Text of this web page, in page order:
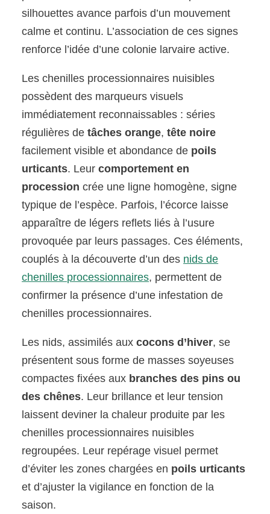
silhouettes avance parfois d’un mouvement
calme et continu. L’association de ces signes
renforce l’idée d’une colonie larvaire active.
Les chenilles processionnaires nuisibles
possèdent des marqueurs visuels
immédiatement reconnaissables : séries
régulières detâches orange,tête noire
facilement visible et abondance de poils
urticants. Leurcomportement en
procession crée une ligne homogène, signe
typique de l’espèce. Parfois, l’écorce laisse
apparaître de légers reflets liés à l’usure
provoquée par leurs passages. Ces éléments,
couplés à la découverte d’un des nids de
chenilles processionnaires, permettent de
confirmer la présence d’une infestation de
chenilles processionnaires.
Les nids, assimilés auxcocons d’hiver, se
présentent sous forme de masses soyeuses
compactes fixées aux branches des pins ou
des chênes. Leur brillance et leur tension
laissent deviner la chaleur produite par les
chenilles processionnaires nuisibles
regroupées. Leur repérage visuel permet
d’éviter les zones chargées en poils urticants
et d’ajuster la vigilance en fonction de la
saison.